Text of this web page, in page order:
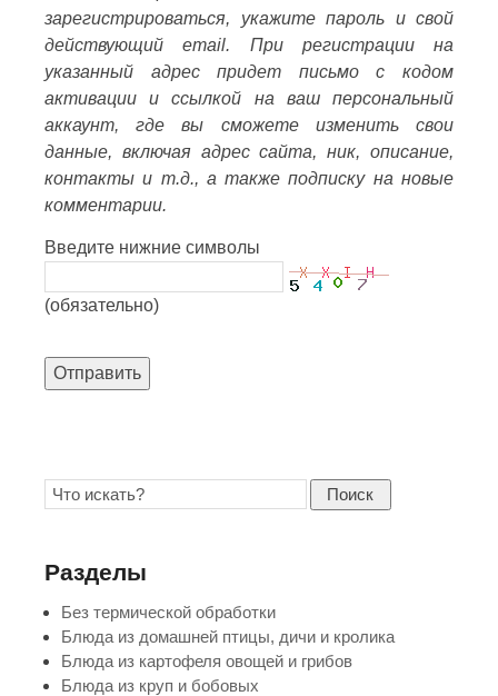
зарегистрироваться, укажите пароль и свой
действующий email. При регистрации на
указанный адрес придет письмо с кодом
активации и ссылкой на ваш персональный
аккаунт, где вы сможете изменить свои
данные, включая адрес сайта, ник, описание,
контакты и т.д., а также подписку на новые
комментарии.
Введите нижние символы
(обязательно)
Отправить
Поиск
Разделы
Без термической обработки
Блюда из домашней птицы, дичи и кролика
Блюда из картофеля овощей и грибов
Блюда из круп и бобовых